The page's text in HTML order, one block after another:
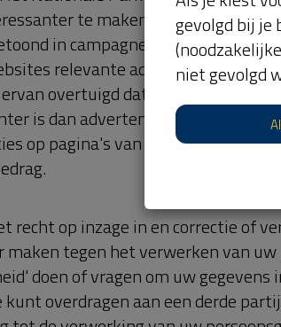
eenvoudig het toestaan van
onderaan de website. Heeft u dit
of op de button onderaan deze
over cookies?
websites kunt u meer
“Wat zijn cookies?”
“Cookies verwijderen”
Statement is opgesteld in de
verschil is tussen de Franse of
versie, dan prevaleert de
gevolgd bij je
niet gevolgd